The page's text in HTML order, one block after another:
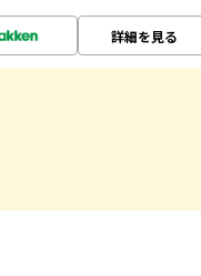
詳細を見る